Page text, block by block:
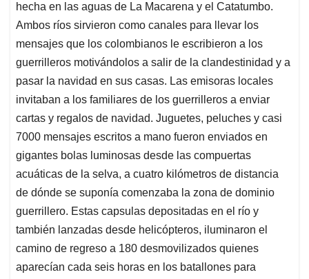
hecha en las aguas de La Macarena y el Catatumbo.
Ambos ríos sirvieron como canales para llevar los
mensajes que los colombianos le escribieron a los
guerrilleros motivándolos a salir de la clandestinidad y a
pasar la navidad en sus casas. Las emisoras locales
invitaban a los familiares de los guerrilleros a enviar
cartas y regalos de navidad. Juguetes, peluches y casi
7000 mensajes escritos a mano fueron enviados en
gigantes bolas luminosas desde las compuertas
acuáticas de la selva, a cuatro kilómetros de distancia
de dónde se suponía comenzaba la zona de dominio
guerrillero. Estas capsulas depositadas en el río y
también lanzadas desde helicópteros, iluminaron el
camino de regreso a 180 desmovilizados quienes
aparecían cada seis horas en los batallones para